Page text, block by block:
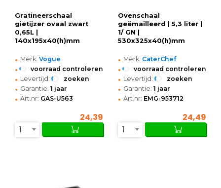
Gratineerschaal
gietijzer ovaal zwart
0,65L |
140x195x40(h)mm
• Merk: Vogue
• voorraad controleren
• Levertijd: zoeken
• Garantie: 1 jaar
• Art.nr: GAS-U563
24,39
1
Ovenschaal
geëmailleerd | 5,3 liter |
1/ GN |
530x325x40(h)mm
• Merk: CaterChef
• voorraad controleren
• Levertijd: zoeken
• Garantie: 1 jaar
• Art.nr: EMG-953712
24,49
1